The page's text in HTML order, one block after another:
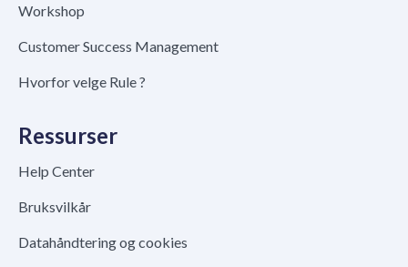
Workshop
Customer Success Management
Hvorfor velge Rule ?
Ressurser
Help Center
Bruksvilkår
Datahåndtering og cookies